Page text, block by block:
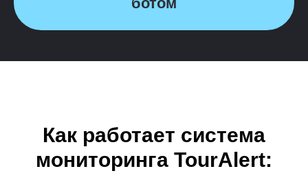
Как работает система
мониторинга TourAlert: